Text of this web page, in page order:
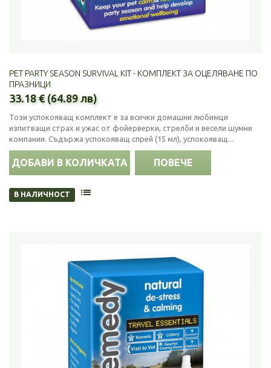
PET PARTY SEASON SURVIVAL KIT - КОМПЛЕКТ ЗА ОЦЕЛЯВАНЕ ПО
ПРАЗНИЦИ
33.18 € (64.89 лв)
Този успокояващ комплект е за всички домашни любимци
изпитващи страх и ужас от фойерверки, стрелби и весели шумни
компании. Съдържа успокояващ спрей (15 мл), успокояващ...
ДОБАВИ В КОЛИЧКАТА ПОВЕЧЕ
В НАЛИЧНОСТ